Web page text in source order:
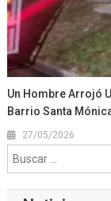
Un Hombre Arrojó
Barrio Santa
27/05/2026